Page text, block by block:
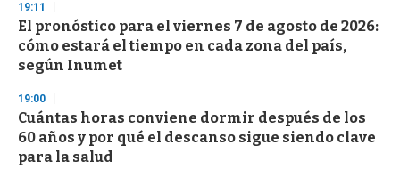
d
s
o
f
3
s
e
c
o
n
d
19:11
El pronóstico para el viernes 7 de agosto de 2026:
cómo estará el tiempo en cada zona del país,
según Inumet
19:00
Cuántas horas conviene dormir después de los
60 años y por qué el descanso sigue siendo clave
para la salud